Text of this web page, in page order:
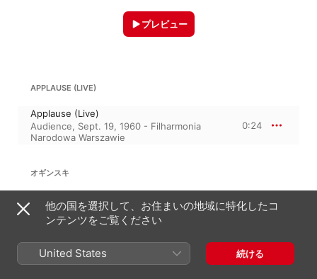
プレビュー
APPLAUSE (LIVE)
Applause (Live)
Audience, Sept. 19, 1960 - Filharmonia
Narodowa Warszawie
0:24
オギンスキ
ポーランド共和国国歌 「ドンブロフスキの
マズルカ」 (Live)
NHK交響楽団 、岩城宏之
0:37
林 広守
他の国を選択して、お住まいの地域に特化したコ
ンテンツをご覧ください
United States 続ける